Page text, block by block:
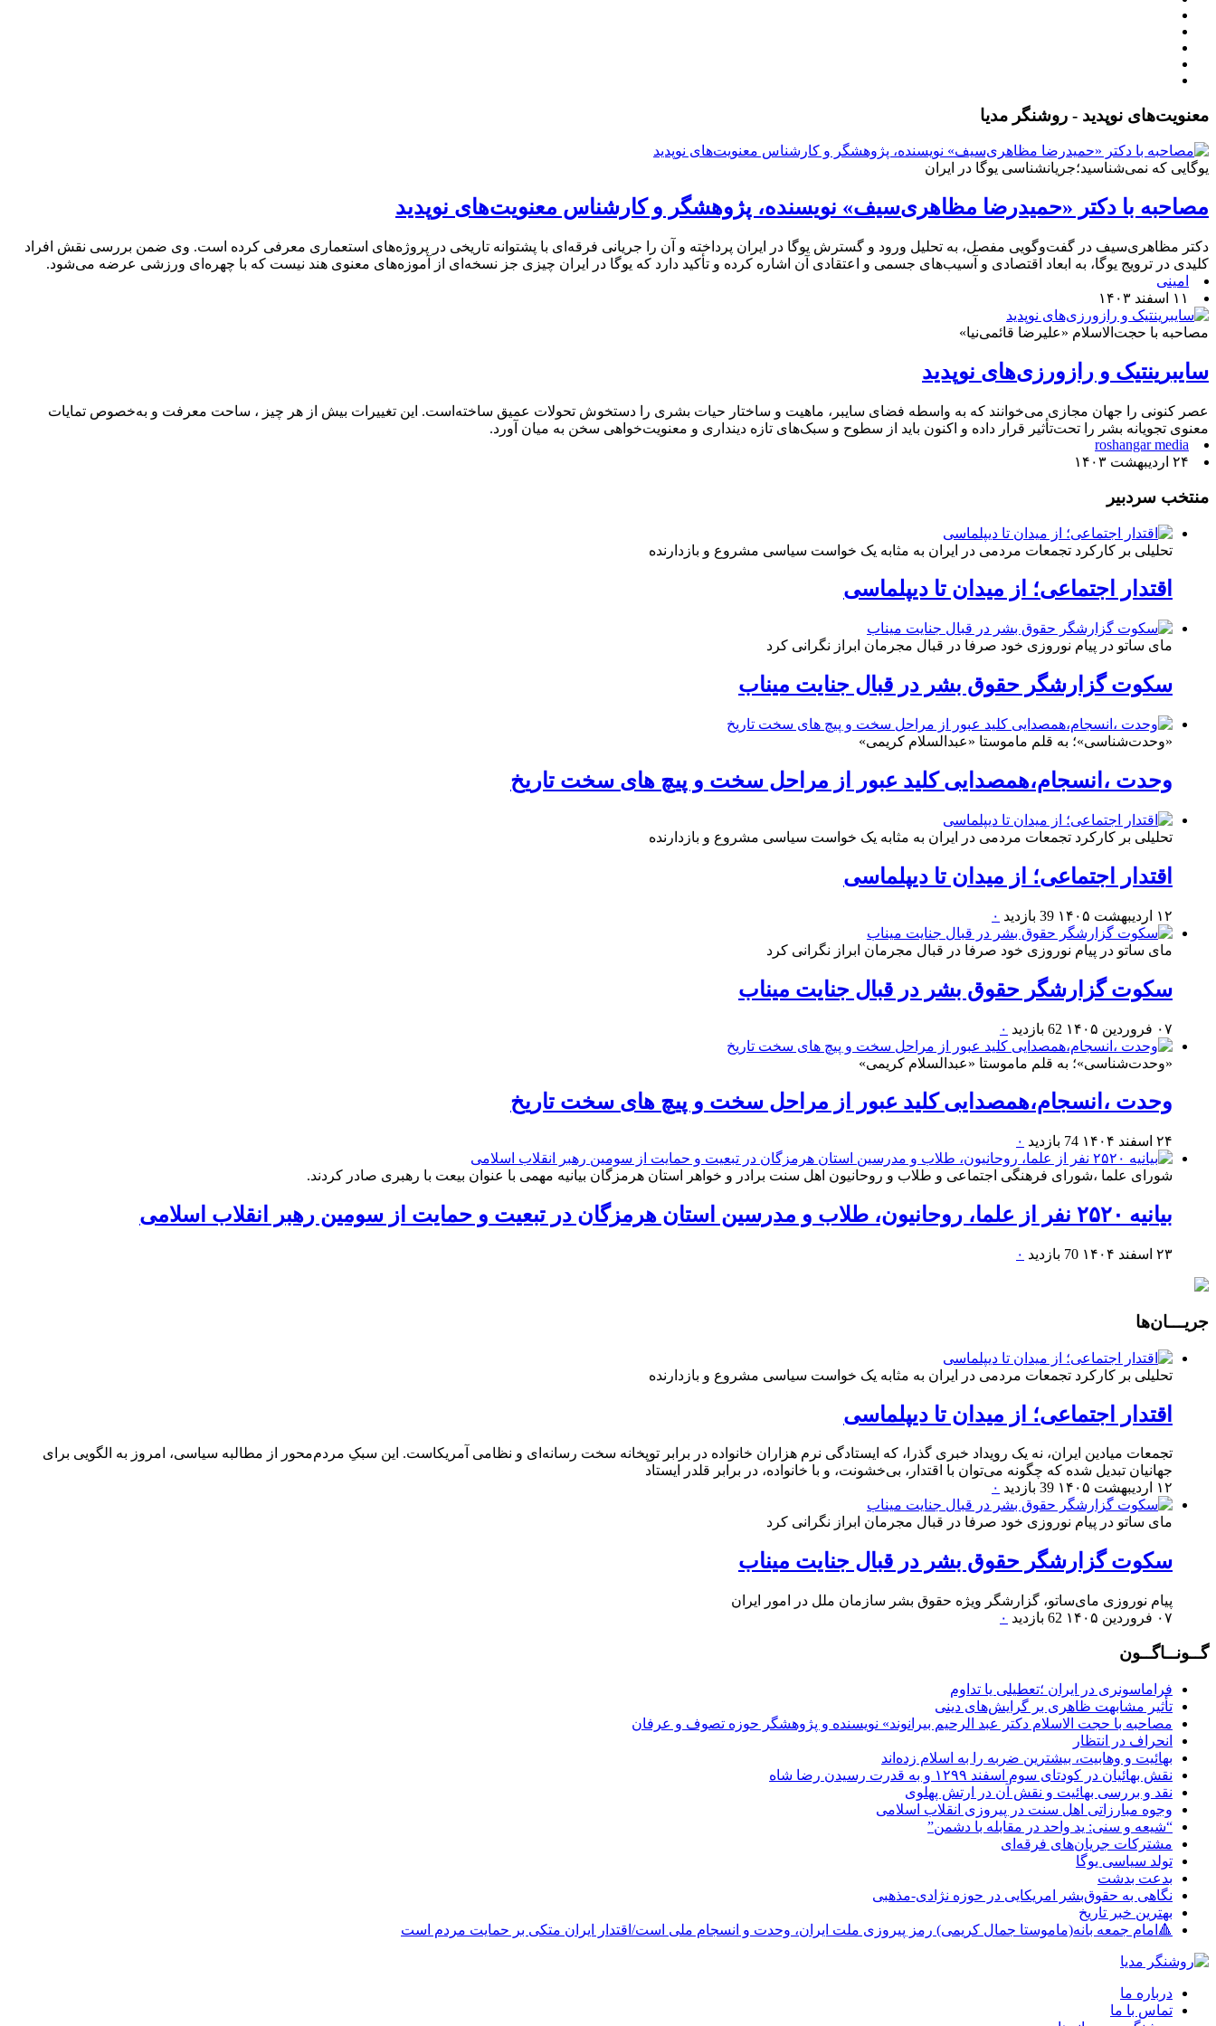
معنویت‌های نوپدید - روشنگر مدیا
یوگایی که نمی‌شناسید؛جریانشناسی یوگا در ایران
مصاحبه با دکتر «حمیدرضا مظاهری‌سیف» نویسنده، پژوهشگر و کارشناس معنویت‌های نوپدید
دکتر مظاهری‌سیف در گفت‌وگویی مفصل، به تحلیل ورود و گسترش یوگا در ایران پرداخته و آن را جریانی فرقه‌ای با پشتوانه تاریخی در پروژه‌های استعماری معرفی کرده است. وی ضمن بررسی نقش افراد
کلیدی در ترویج یوگا، به ابعاد اقتصادی و آسیب‌های جسمی و اعتقادی آن اشاره کرده و تأکید دارد که یوگا در ایران چیزی جز نسخه‌ای از آموزه‌های معنوی هند نیست که با چهره‌ای ورزشی عرضه می‌شود.
امینی
۱۱ اسفند ۱۴۰۳
مصاحبه با حجت‌الاسلام «علیرضا قائمی‌نیا»
سایبرینتیک و رازورزی‌های نوپدید
عصر کنونی را جهان مجازی می‌خوانند که به واسطه فضای سایبر، ماهیت و ساختار حیات بشری را دستخوش تحولات عمیق ساخته‌است. این تغییرات بیش از هر چیز ، ساحت معرفت و به‌خصوص تمایات
معنوی تجویانه بشر را تحت‌تأثیر قرار داده و اکنون باید از سطوح و سبک‌های تازه دینداری و معنویت‌خواهی سخن به میان آورد.
roshangar media
۲۴ اردیبهشت ۱۴۰۳
منتخب سردبیر
تحلیلی بر کارکرد تجمعات مردمی در ایران به مثابه یک خواست سیاسی مشروع و بازدارنده
اقتدار اجتماعی؛ از میدان تا دیپلماسی
مای ساتو در پیام نوروزی خود صرفا در قبال مجرمان ابراز نگرانی کرد
سکوت گزارشگر حقوق بشر در قبال جنایت میناب
«وحدت‌‌شناسی»؛ به قلم ماموستا «عبدالسلام کریمی»
وحدت ،انسجام،همصدایی کلید عبور از مراحل سخت و پیچ های سخت تاریخ
تحلیلی بر کارکرد تجمعات مردمی در ایران به مثابه یک خواست سیاسی مشروع و بازدارنده
اقتدار اجتماعی؛ از میدان تا دیپلماسی
۱۲ اردیبهشت ۱۴۰۵ 39 بازدید ۰
مای ساتو در پیام نوروزی خود صرفا در قبال مجرمان ابراز نگرانی کرد
سکوت گزارشگر حقوق بشر در قبال جنایت میناب
۰۷ فروردین ۱۴۰۵ 62 بازدید ۰
«وحدت‌‌شناسی»؛ به قلم ماموستا «عبدالسلام کریمی»
وحدت ،انسجام،همصدایی کلید عبور از مراحل سخت و پیچ های سخت تاریخ
۲۴ اسفند ۱۴۰۴ 74 بازدید ۰
شورای علما ،شورای فرهنگی اجتماعی و طلاب و روحانیون اهل سنت برادر و خواهر استان هرمزگان بیانیه مهمی با عنوان بیعت با رهبری صادر کردند.
بیانیه ۲۵۲۰ نفر از علما، روحانیون، طلاب و مدرسین استان هرمزگان در تبعیت و حمایت از سومین رهبر انقلاب اسلامی
۲۳ اسفند ۱۴۰۴ 70 بازدید ۰
جریـــان‌ها
تحلیلی بر کارکرد تجمعات مردمی در ایران به مثابه یک خواست سیاسی مشروع و بازدارنده
اقتدار اجتماعی؛ از میدان تا دیپلماسی
تجمعات میادین ایران، نه یک رویداد خبری گذرا، که ایستادگی نرم هزاران خانواده در برابر توپخانه سخت رسانه‌ای و نظامی آمریکاست. این سبکِ مردم‌محور از مطالبه سیاسی، امروز به الگویی برای
جهانیان تبدیل شده که چگونه می‌توان با اقتدار، بی‌خشونت، و با خانواده، در برابر قلدر ایستاد
۱۲ اردیبهشت ۱۴۰۵
39 بازدید ۰
مای ساتو در پیام نوروزی خود صرفا در قبال مجرمان ابراز نگرانی کرد
سکوت گزارشگر حقوق بشر در قبال جنایت میناب
پیام نوروزی مای‌ساتو، گزارشگر ویژه حقوق بشر سازمان ملل در امور ایران
۰۷ فروردین ۱۴۰۵
62 بازدید ۰
گــونــاگــون
فراماسونری در ایران ؛تعطیلی یا تداوم
تأثیر مشابهت ظاهری بر گرایش‌های دینی
مصاحبه با حجت الاسلام دکتر عبد الرحیم بیرانوند» نویسنده و پژوهشگر حوزه تصوف و عرفان
انحراف در انتظار
بهائیت و وهابیت، بیشترین ضربه را به اسلام زده‌اند
نقش بهائیان در کودتای سوم اسفند ۱۲۹۹ و به قدرت رسیدن رضا شاه
نقد و بررسی بهائیت و نقش آن در ارتش پهلوی
وجوه مبارزاتی اهل سنت در پیروزی انقلاب اسلامی
“شیعه و سنی: ید واحد در مقابله با دشمن”
مشترکات جریان‌های فرقه‌ای
تولد سیاسی یوگا
بدعت بدشت
نگاهی به حقوق‌بشر امریکایی در حوزه نژادی-مذهبی
بهترین خبر تاریخ
🔺امام جمعه بانه(ماموستا جمال کریمی) رمز پیروزی ملت ایران، وحدت و انسجام ملی است/اقتدار ایران متکی بر حمایت مردم است
درباره ما
تماس با ما